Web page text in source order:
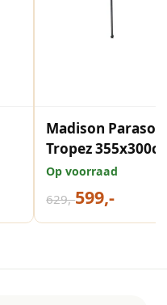
Madison Parasol
Tropez
Op voorraad
629,-599,-